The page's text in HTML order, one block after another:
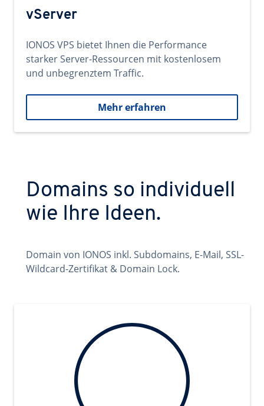
vServer
IONOS VPS bietet Ihnen die Performance
starker Server-Ressourcen mit kostenlosem
und unbegrenztem Traffic.
Mehr erfahren
Domains so individuell
wie Ihre Ideen.
Domain von IONOS inkl. Subdomains, E-Mail, SSL-
Wildcard-Zertifikat & Domain Lock.